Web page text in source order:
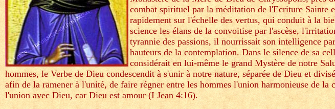
combat spirituel par la méditation de l'Ecriture Sainte
rapidement sur l'échelle des vertus, qui conduit à la
science les élans de la convoitise par l'ascèse,
tyrannie des passions, il nourrissait son intelligence
hauteurs de la contemplation. Dans le silence de sa
considérait en lui-même le grand Mystère de notre
hommes, le Verbe de Dieu condescendit à s'unir à notre nature, séparée de Dieu et
afin de la ramener à l'unité, de faire régner entre les hommes l'union harmonieuse de
l'union avec Dieu, car Dieu est amour (I Jean 4:16).